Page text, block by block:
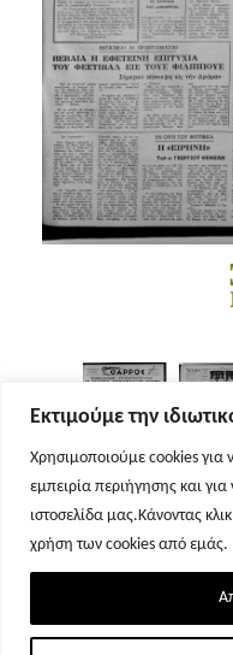
Εκτιμούμε την
Χρησιμοποιούμε cookies
εμπειρία περιήγησης και
ιστοσελίδα μας.Κάνοντας
χρήση των cookies από εμάς.
Σελίδα 1